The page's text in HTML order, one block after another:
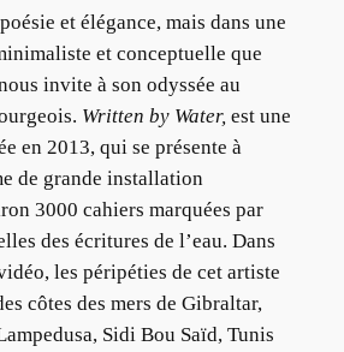
et élégance, mais dans une
et conceptuelle que
invite à son odyssée au
Written by Water, est une
en 2013, qui se présente à
de grande installation
3000 cahiers marquées par
des écritures de l’eau. Dans
les péripéties de cet artiste
côtes des mers de Gibraltar,
Sidi Bou Saïd, Tunis